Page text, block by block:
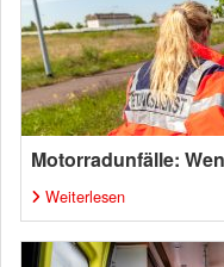
Motorradunfälle:
Weiterlesen